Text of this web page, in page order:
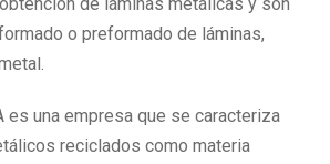
o preformado de láminas,
es una empresa que se caracteriza
reciclados como materia